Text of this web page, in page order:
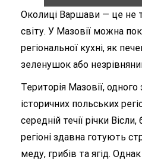
Околиці Варшави — це не
світу. У Мазовії можна
регіональної кухні, як
зеленушок або
Територія Мазовії,
історичних польських
середній течії річки
регіоні здавна готують
меду, грибів та ягід.